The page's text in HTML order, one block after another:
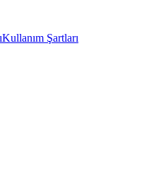
Kullanım Şartları